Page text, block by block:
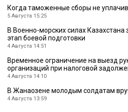
Когда таможенные сборы не
5 Августа 15:25
В Военно-морских силах
этап боевой подготовки
4 Августа 14:51
Временное ограничение на выезд
организаций при налоговой
4 Августа 14:10
В Жанаозене молодым солдатам
4 Августа 13:59